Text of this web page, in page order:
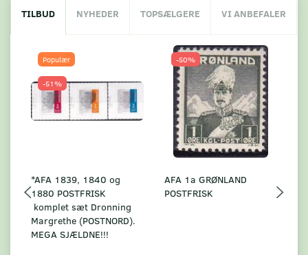
TILBUD NYHEDER TOPSÆLGERE VI ANBEFALER
Populær
-51%
*AFA 1839, 1840 og
1880 POSTFRISK
komplet sæt Dronning
Margrethe (POSTNORD).
MEGA SJÆLDNE!!!
-50%
AFA 1a GRØNLAND
POSTFRISK